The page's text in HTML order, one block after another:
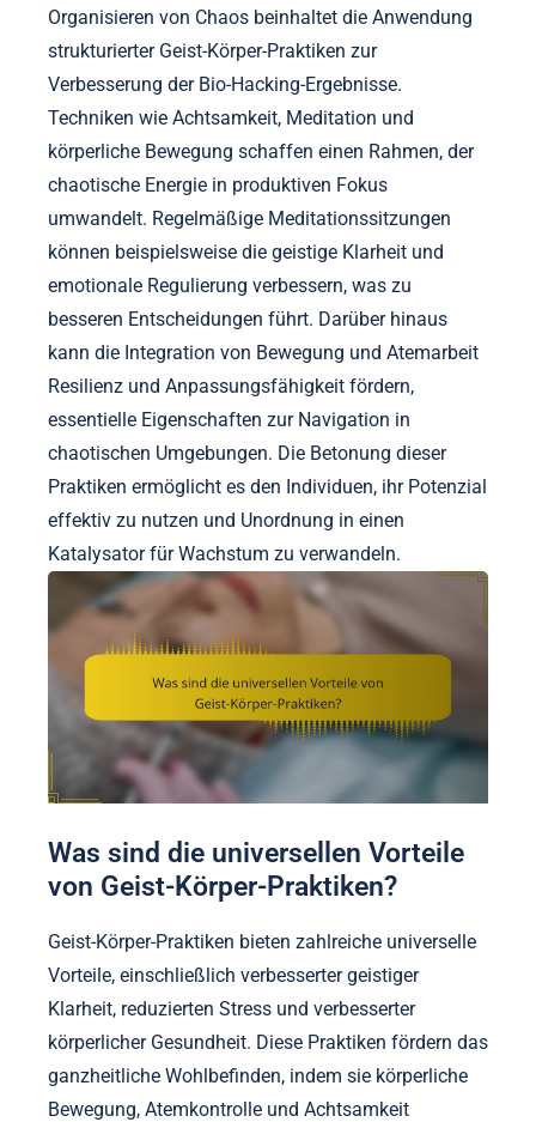
Organisieren von Chaos beinhaltet die Anwendung
strukturierter Geist-Körper-Praktiken zur
Verbesserung der Bio-Hacking-Ergebnisse.
Techniken wie Achtsamkeit, Meditation und
körperliche Bewegung schaffen einen Rahmen, der
chaotische Energie in produktiven Fokus
umwandelt. Regelmäßige Meditationssitzungen
können beispielsweise die geistige Klarheit und
emotionale Regulierung verbessern, was zu
besseren Entscheidungen führt. Darüber hinaus
kann die Integration von Bewegung und Atemarbeit
Resilienz und Anpassungsfähigkeit fördern,
essentielle Eigenschaften zur Navigation in
chaotischen Umgebungen. Die Betonung dieser
Praktiken ermöglicht es den Individuen, ihr Potenzial
effektiv zu nutzen und Unordnung in einen
Katalysator für Wachstum zu verwandeln.
Was sind die universellen Vorteile
von Geist-Körper-Praktiken?
Geist-Körper-Praktiken bieten zahlreiche universelle
Vorteile, einschließlich verbesserter geistiger
Klarheit, reduzierten Stress und verbesserter
körperlicher Gesundheit. Diese Praktiken fördern das
ganzheitliche Wohlbefinden, indem sie körperliche
Bewegung, Atemkontrolle und Achtsamkeit